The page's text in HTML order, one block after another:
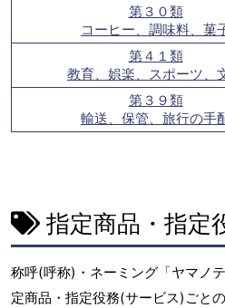
第３０類
コーヒー、調味料、菓
第４１類
教育、娯楽、スポーツ、
第３９類
輸送、保管、旅行の手
指定商品・指定
称呼(呼称)・ネーミング「ヤマノ
定商品・指定役務(サービス)ごと